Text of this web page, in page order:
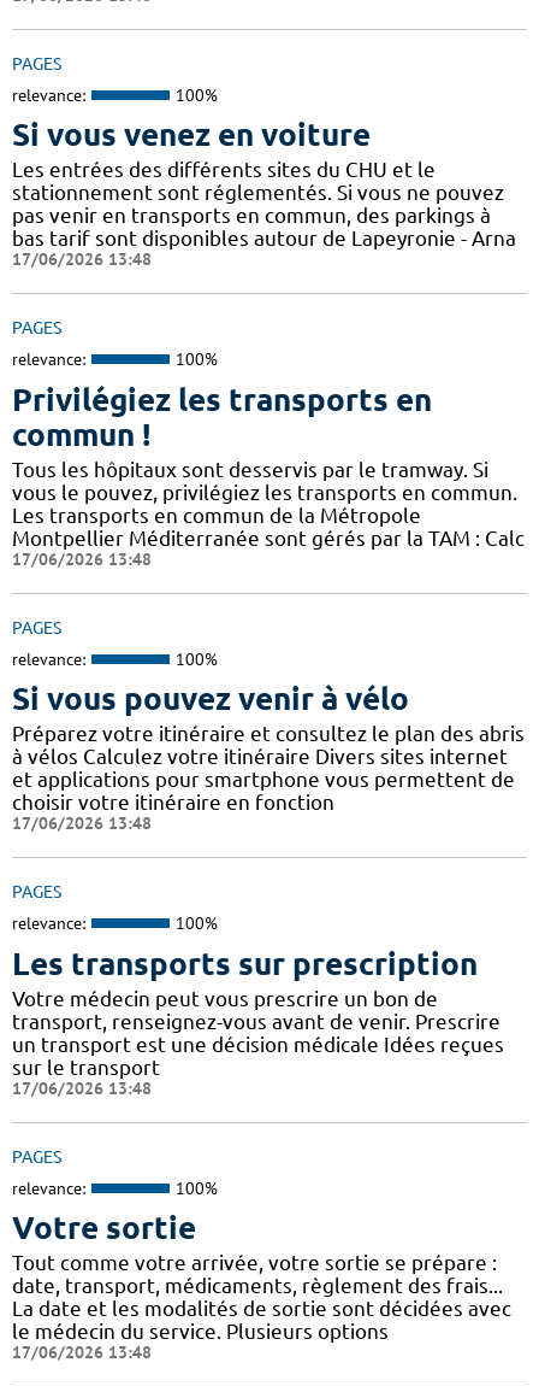
PAGES
relevance: 100%
Si vous venez en voiture
Les entrées des différents sites du CHU et le
stationnement sont réglementés. Si vous ne pouvez
pas venir en transports en commun, des parkings à
bas tarif sont disponibles autour de Lapeyronie - Arna
17/06/2026 13:48
PAGES
relevance: 100%
Privilégiez les transports en
commun !
Tous les hôpitaux sont desservis par le tramway. Si
vous le pouvez, privilégiez les transports en commun.
Les transports en commun de la Métropole
Montpellier Méditerranée sont gérés par la TAM : Calc
17/06/2026 13:48
PAGES
relevance: 100%
Si vous pouvez venir à vélo
Préparez votre itinéraire et consultez le plan des abris
à vélos Calculez votre itinéraire Divers sites internet
et applications pour smartphone vous permettent de
choisir votre itinéraire en fonction
17/06/2026 13:48
PAGES
relevance: 100%
Les transports sur prescription
Votre médecin peut vous prescrire un bon de
transport, renseignez-vous avant de venir. Prescrire
un transport est une décision médicale Idées reçues
sur le transport
17/06/2026 13:48
PAGES
relevance: 100%
Votre sortie
Tout comme votre arrivée, votre sortie se prépare :
date, transport, médicaments, règlement des frais...
La date et les modalités de sortie sont décidées avec
le médecin du service. Plusieurs options
17/06/2026 13:48